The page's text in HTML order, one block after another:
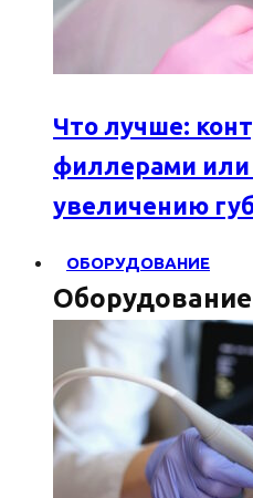
Что лучше:
филлерами или
увеличению
ОБОРУДОВАНИЕ
Оборудование